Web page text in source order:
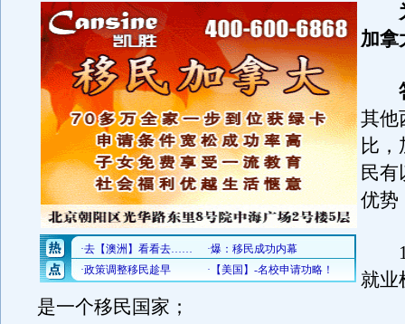
为
加拿
其他
比
民有
优势
1.
就业
是一个移民国家；